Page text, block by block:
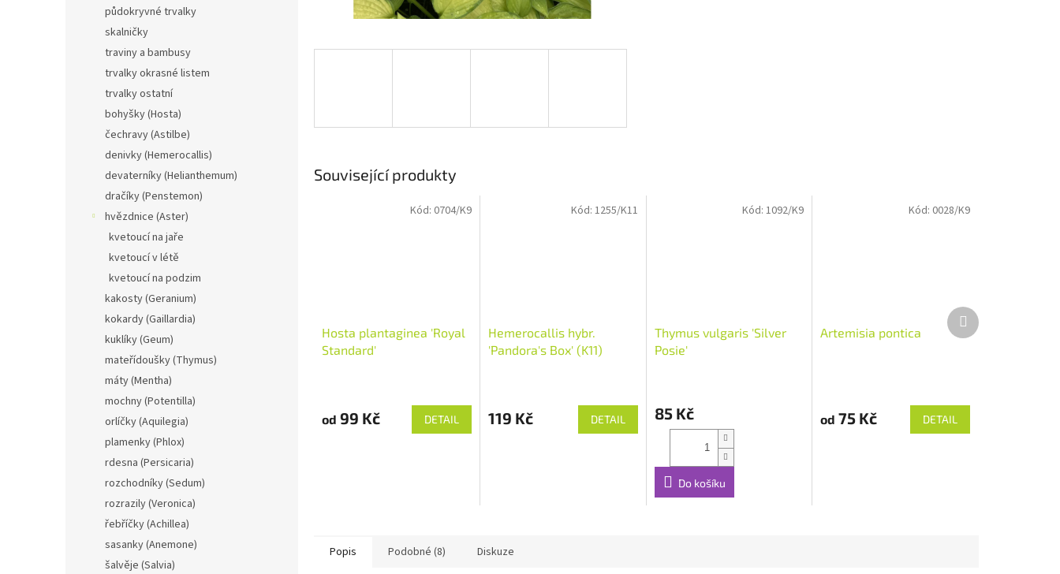
půdokryvné trvalky
skalničky
traviny a bambusy
trvalky okrasné listem
trvalky ostatní
bohyšky (Hosta)
čechravy (Astilbe)
denivky (Hemerocallis)
devaterníky (Helianthemum)
dračíky (Penstemon)
hvězdnice (Aster)
kvetoucí na jaře
kvetoucí v létě
kvetoucí na podzim
kakosty (Geranium)
kokardy (Gaillardia)
kuklíky (Geum)
mateřídoušky (Thymus)
máty (Mentha)
mochny (Potentilla)
orlíčky (Aquilegia)
plamenky (Phlox)
rdesna (Persicaria)
rozchodníky (Sedum)
rozrazily (Veronica)
řebříčky (Achillea)
sasanky (Anemone)
šalvěje (Salvia)
Související produkty
Hosta plantaginea 'Royal
Standard'
od 99 Kč DETAIL
Kód: 0704/K9
Hemerocallis hybr.
'Pandora's Box' (K11)
119 Kč DETAIL
Kód: 1255/K11
Thymus vulgaris 'Silver
Posie'
85 Kč
Do košíku
Kód:1092/K9
Artemisia pontica
od 75 Kč DETAIL
Kód: 0028/K9
Další
produkt
Popis Podobné (8) Diskuze